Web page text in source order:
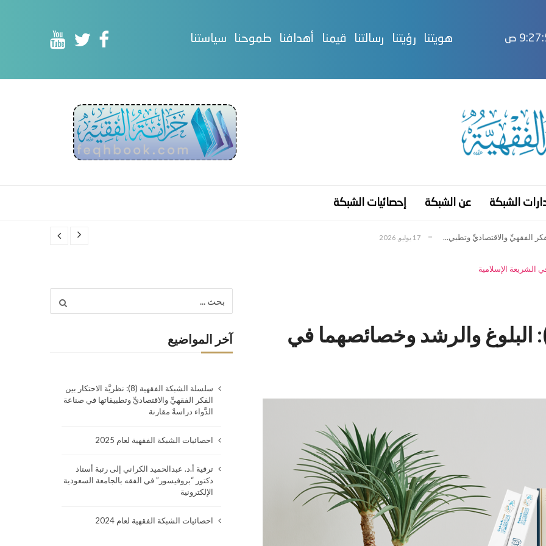
ص هويتنا رؤيتنا رسالتنا قيمنا أهدافنا طموحنا سياستنا
الشبكة عن الشبكة إحصائيات الشبكة
17 يوليو, 2026
“بروفيسور” في الفق...
“بروفيسور” في الفق...
الشبكة الفقهية (7): البلوغ والرشد وخصائصهما في
for:
آخر المواضيع
سلسلة الشبكة الفقهية (8): نظريَّة الاحتكار بين
الفكر الفقهيِّ والاقتصاديِّ وتطبيقاتها في صناعة
الدَّواء دراسةٌ مقارنة
احصائيات الشبكة الفقهية لعام 2025
ترقية أ.د. عبدالحميد الكراني إلى رتبة أستاذ
دكتور “بروفيسور” في الفقه بالجامعة السعودية
الإلكترونية
احصائيات الشبكة الفقهية لعام 2024